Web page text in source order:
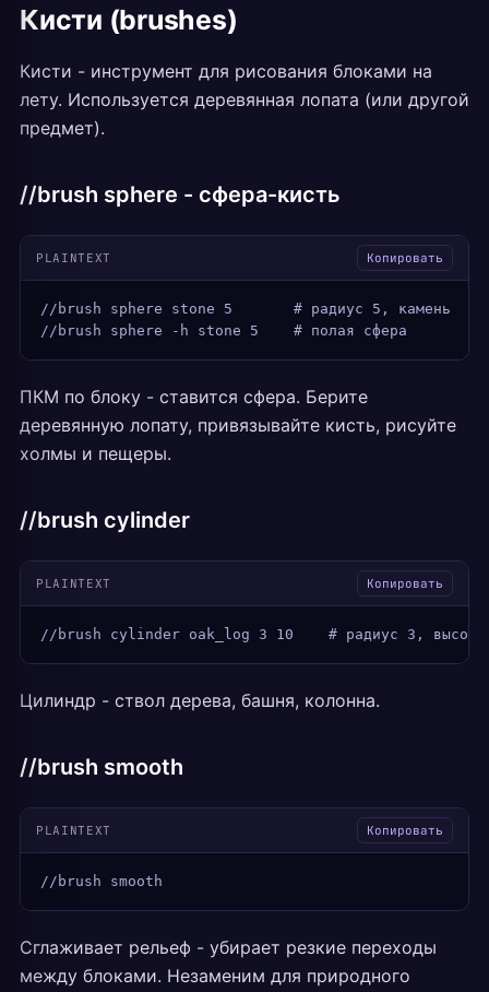
Кисти (brushes)
Кисти - инструмент для рисования блоками на
лету. Используется деревянная лопата (или другой
предмет).
//brush sphere - сфера-кисть
PLAINTEXT Копировать
//brush sphere stone 5       # радиус 5, камень
//brush sphere -h stone 5    # полая сфера
ПКМ по блоку - ставится сфера. Берите
деревянную лопату, привязывайте кисть, рисуйте
холмы и пещеры.
//brush cylinder
PLAINTEXT Копировать
//brush cylinder oak_log 3 10    # радиус 3, высота
Цилиндр - ствол дерева, башня, колонна.
//brush smooth
PLAINTEXT Копировать
//brush smooth
Сглаживает рельеф - убирает резкие переходы
между блоками. Незаменим для природного